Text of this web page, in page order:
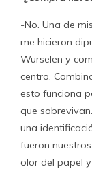
-No. Una de
me hicieron
Würselen y
centro.
esto funciona
que
una
fueron
olor del papel